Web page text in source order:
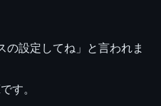
の設定してね」と言われま
す。